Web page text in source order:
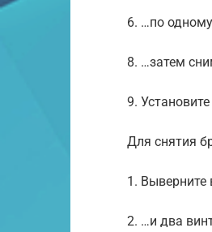
6. …по
8. …затем
9.
Для снятия
1. Выверните
2. …и два